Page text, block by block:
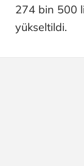
274 bin 500
yükseltildi.